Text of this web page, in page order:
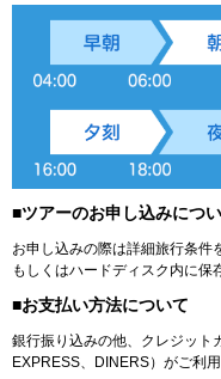
■ツアーのお申し込みにつ
お申し込みの際は詳細旅行条件
もしくはハードディスク内に保
■お支払い方法について
銀行振り込みの他、クレジット
EXPRESS、DINERS）がご利用